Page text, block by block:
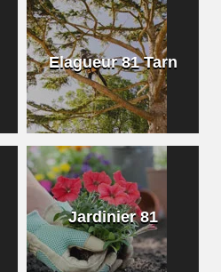
Elagueur 81 Tarn
Jardinier 81